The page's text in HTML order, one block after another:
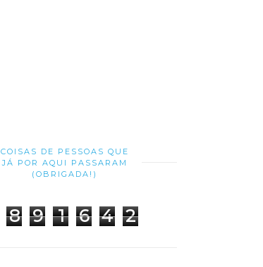
COISAS DE PESSOAS QUE
JÁ POR AQUI PASSARAM
(OBRIGADA!)
8 9 1 6 4 2